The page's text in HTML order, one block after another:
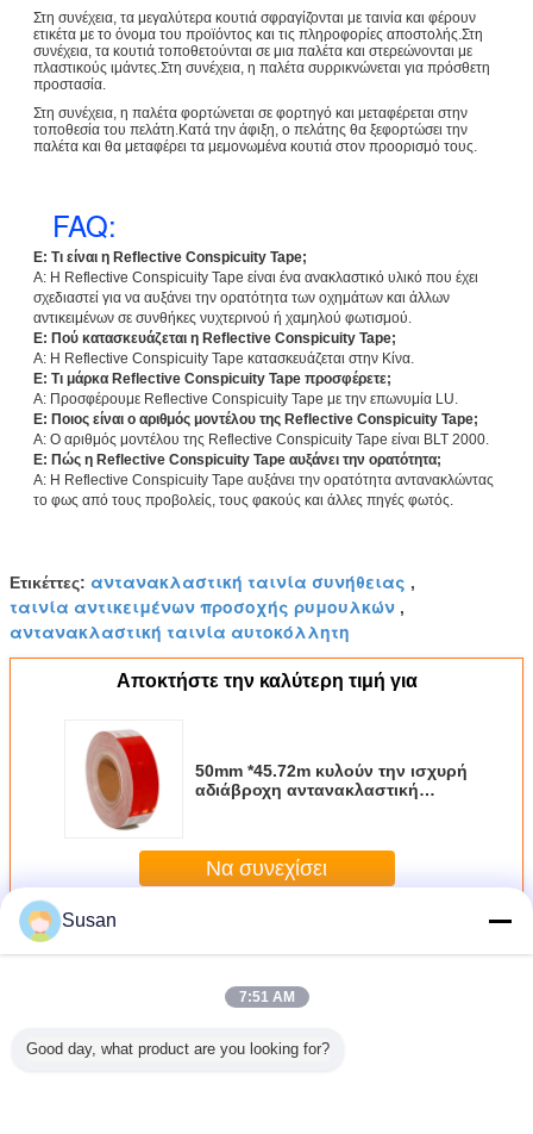
Στη συνέχεια, τα μεγαλύτερα κουτιά σφραγίζονται με ταινία και φέρουν
ετικέτα με το όνομα του προϊόντος και τις πληροφορίες αποστολής.Στη
συνέχεια, τα κουτιά τοποθετούνται σε μια παλέτα και στερεώνονται με
πλαστικούς ιμάντες.Στη συνέχεια, η παλέτα συρρικνώνεται για πρόσθετη
προστασία.
Στη συνέχεια, η παλέτα φορτώνεται σε φορτηγό και μεταφέρεται στην
τοποθεσία του πελάτη.Κατά την άφιξη, ο πελάτης θα ξεφορτώσει την
παλέτα και θα μεταφέρει τα μεμονωμένα κουτιά στον προορισμό τους.
FAQ:
Ε: Τι είναι η Reflective Conspicuity Tape;
A: Η Reflective Conspicuity Tape είναι ένα ανακλαστικό υλικό που έχει
σχεδιαστεί για να αυξάνει την ορατότητα των οχημάτων και άλλων
αντικειμένων σε συνθήκες νυχτερινού ή χαμηλού φωτισμού.
Ε: Πού κατασκευάζεται η Reflective Conspicuity Tape;
Α: Η Reflective Conspicuity Tape κατασκευάζεται στην Κίνα.
Ε: Τι μάρκα Reflective Conspicuity Tape προσφέρετε;
Α: Προσφέρουμε Reflective Conspicuity Tape με την επωνυμία LU.
Ε: Ποιος είναι ο αριθμός μοντέλου της Reflective Conspicuity Tape;
A: Ο αριθμός μοντέλου της Reflective Conspicuity Tape είναι BLT 2000.
Ε: Πώς η Reflective Conspicuity Tape αυξάνει την ορατότητα;
A: Η Reflective Conspicuity Tape αυξάνει την ορατότητα αντανακλώντας
το φως από τους προβολείς, τους φακούς και άλλες πηγές φωτός.
Ετικέττες: αντανακλαστική ταινία συνήθειας ,
ταινία αντικειμένων προσοχής ρυμουλκών ,
αντανακλαστική ταινία αυτοκόλλητη
Αποκτήστε την καλύτερη τιμή για
50mm *45.72m κυλούν την ισχυρή
αδιάβροχη αντανακλαστική
ρυμουλκά
Να συνεχίσει
Περισσότεροι
Αντανακλαστική ταινία αντικειμένων προσοχής
Susan
7:51 AM
Good day, what product are you looking for?